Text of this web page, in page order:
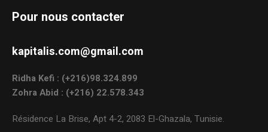
Pour nous contacter
kapitalis.com@gmail.com
Ridha Kefi : (+216)98.324.899
Zohra Abid : (+216) 22.578.343
Résidence La Brise, Apt 4-2, 2083 El-Ghazala, Tunisie.